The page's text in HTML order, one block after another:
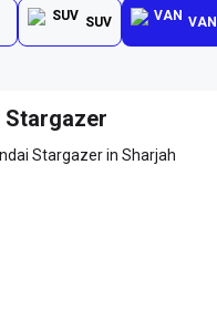
SUV VAN
Stargazer